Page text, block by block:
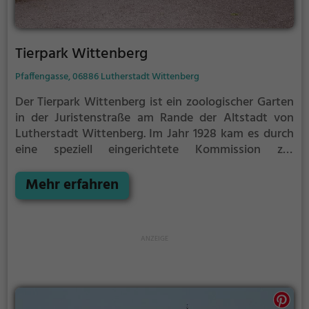
Tierpark Wittenberg
Pfaffengasse, 06886 Lutherstadt Wittenberg
Der Tierpark Wittenberg ist ein zoologischer Garten
in der Juristenstraße am Rande der Altstadt von
Lutherstadt Wittenberg. Im Jahr 1928 kam es durch
eine speziell eingerichtete Kommission zur
aufgegebenen und allmählich zurückgebauten
Festungsanlagen der Stadt. Teil dieses Konzeptes,
Wassergeflügel wie Mandarinenten und
Mehr erfahren